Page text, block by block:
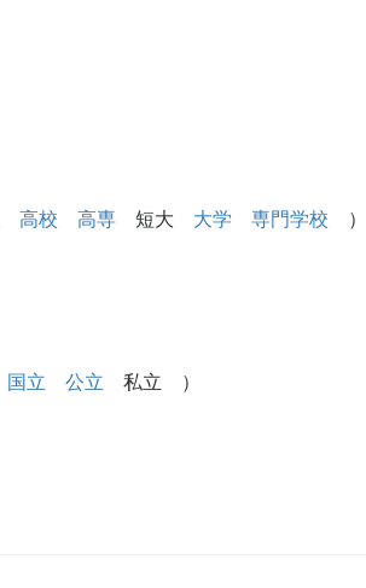
高校 高専 短大 大学 専門学校 ）
国立 公立 私立 ）